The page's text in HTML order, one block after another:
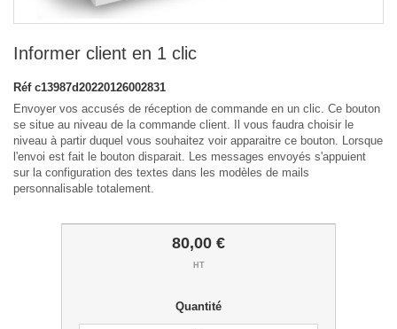
Informer client en 1 clic
Réf c13987d20220126002831
Envoyer vos accusés de réception de commande en un clic. Ce bouton
se situe au niveau de la commande client. Il vous faudra choisir le
niveau à partir duquel vous souhaitez voir apparaitre ce bouton. Lorsque
l'envoi est fait le bouton disparait. Les messages envoyés s'appuient
sur la configuration des textes dans les modèles de mails
personnalisable totalement.
80,00 €
HT
Quantité